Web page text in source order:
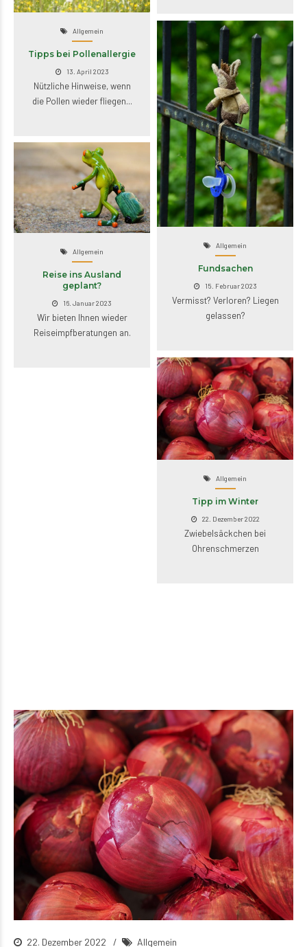
Allgemein
Tipps bei Pollenallergie
13. April 2023
Nützliche Hinweise, wenn
die Pollen wieder fliegen...
Allgemein
Fundsachen
15. Februar 2023
Vermisst? Verloren? Liegen
gelassen?
Allgemein
Reise ins Ausland
geplant?
16. Januar 2023
Wir bieten Ihnen wieder
Reiseimpfberatungen an.
Allgemein
Tipp im Winter
22. Dezember 2022
Zwiebelsäckchen bei
Ohrenschmerzen
22. Dezember 2022 Allgemein